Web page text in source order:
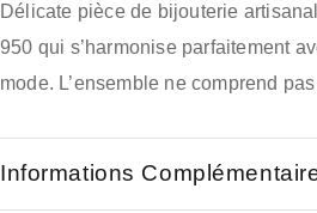
Délicate pièce de bijouterie
950 qui s’harmonise parfaitement
mode. L’ensemble ne comprend
Informations